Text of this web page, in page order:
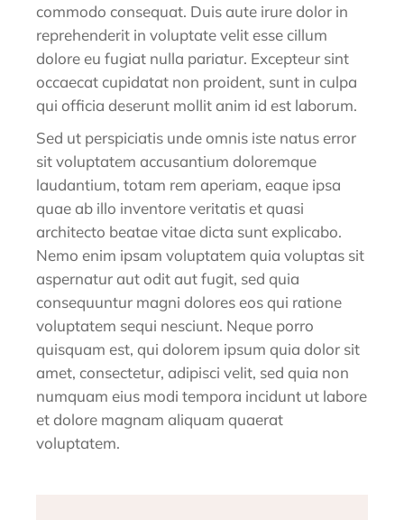
commodo consequat. Duis aute irure dolor in
reprehenderit in voluptate velit esse cillum
dolore eu fugiat nulla pariatur. Excepteur sint
occaecat cupidatat non proident, sunt in culpa
qui officia deserunt mollit anim id est laborum.
Sed ut perspiciatis unde omnis iste natus error
sit voluptatem accusantium doloremque
laudantium, totam rem aperiam, eaque ipsa
quae ab illo inventore veritatis et quasi
architecto beatae vitae dicta sunt explicabo.
Nemo enim ipsam voluptatem quia voluptas sit
aspernatur aut odit aut fugit, sed quia
consequuntur magni dolores eos qui ratione
voluptatem sequi nesciunt. Neque porro
quisquam est, qui dolorem ipsum quia dolor sit
amet, consectetur, adipisci velit, sed quia non
numquam eius modi tempora incidunt ut labore
et dolore magnam aliquam quaerat
voluptatem.